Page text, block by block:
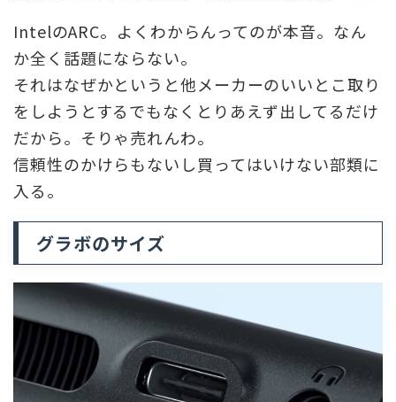
IntelのARC。よくわからんってのが本音。なん
か全く話題にならない。
それはなぜかというと他メーカーのいいとこ取り
をしようとするでもなくとりあえず出してるだけ
だから。そりゃ売れんわ。
信頼性のかけらもないし買ってはいけない部類に
入る。
グラボのサイズ